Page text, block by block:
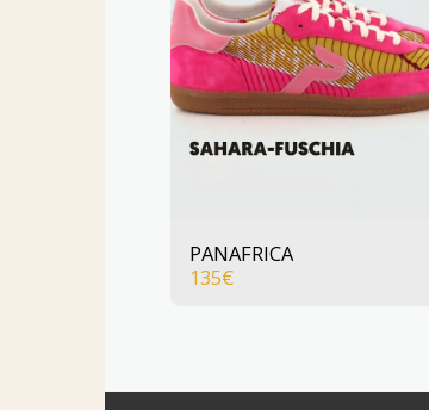
PANAFRICA
135€